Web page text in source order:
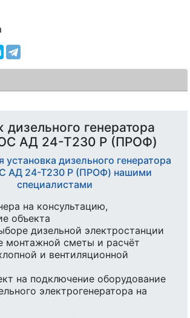
генератора
АД 24-Т230 P (ПРОФ)
установка дизельного генератора
АД 24-Т230 P (ПРОФ) нашими
специалистами
на консультацию,
объекта
дизельной электростанции
монтажной сметы и расчёт
и вентиляционной
на подключение оборудование
электрогенератора на